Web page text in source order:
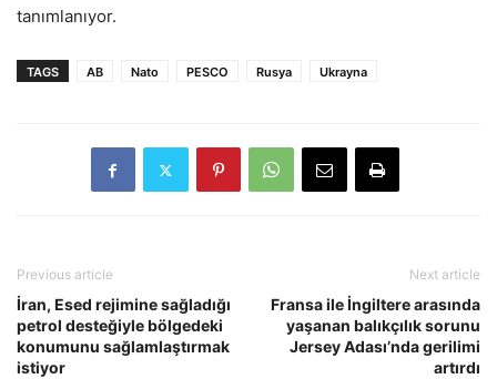
tanımlanıyor.
TAGS AB Nato PESCO Rusya Ukrayna
Previous article
İran, Esed rejimine sağladığı
petrol desteğiyle bölgedeki
konumunu sağlamlaştırmak
istiyor
Next article
Fransa ile İngiltere arasında
yaşanan balıkçılık sorunu
Jersey Adası’nda gerilimi
artırdı